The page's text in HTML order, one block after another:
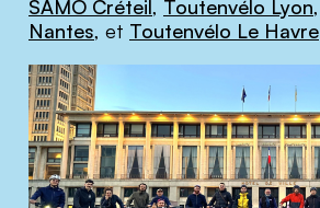
SAMO Créteil, Toutenvélo Lyon,
Nantes, et Toutenvélo Le Havre